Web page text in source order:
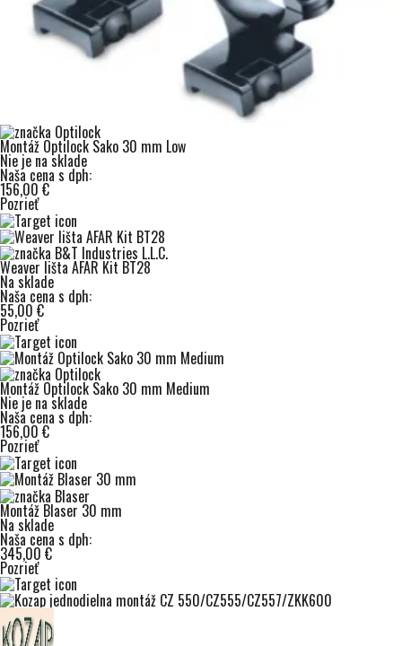
Montáž Optilock Sako 30 mm Low
Nie je na sklade
Naša cena s dph:
156,00 €
Pozrieť
Weaver lišta AFAR Kit BT28
Na sklade
Naša cena s dph:
55,00 €
Pozrieť
Montáž Optilock Sako 30 mm Medium
Nie je na sklade
Naša cena s dph:
156,00 €
Pozrieť
Montáž Blaser 30 mm
Na sklade
Naša cena s dph:
345,00 €
Pozrieť